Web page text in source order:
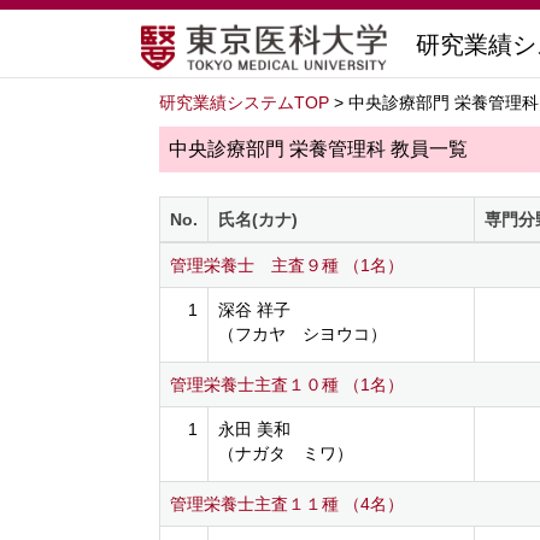
研究業績
研究業績システムTOP > 中央診療部門 栄養管理科
中央診療部門 栄養管理科 教員一覧
No. 氏名(カナ) 専門分
管理栄養士 主査９種 （1名）
1
深谷 祥子
（フカヤ シヨウコ）
管理栄養士主査１０種 （1名）
1
永田 美和
（ナガタ ミワ）
管理栄養士主査１１種 （4名）